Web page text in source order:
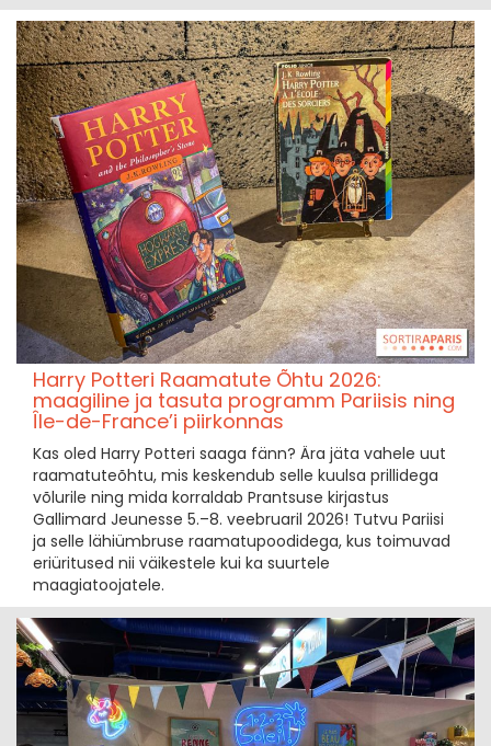
Harry Potteri Raamatute Õhtu 2026:
maagiline ja tasuta programm Pariisis ning
Île-de-France’i piirkonnas
Kas oled Harry Potteri saaga fänn? Ära jäta vahele uut
raamatuteõhtu, mis keskendub selle kuulsa prillidega
võlurile ning mida korraldab Prantsuse kirjastus
Gallimard Jeunesse 5.–8. veebruaril 2026! Tutvu Pariisi
ja selle lähiümbruse raamatupoodidega, kus toimuvad
eriüritused nii väikestele kui ka suurtele
maagiatoojatele.